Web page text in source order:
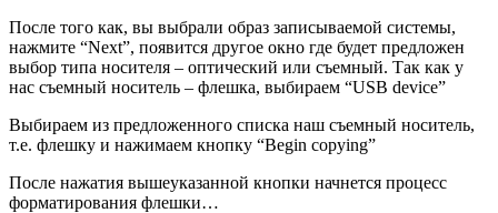
После того как, вы выбрали образ записываемой системы,
нажмите “Next”, появится другое окно где будет предложен
выбор типа носителя – оптический или съемный. Так как у
нас съемный носитель – флешка, выбираем “USB device”
Выбираем из предложенного списка наш съемный носитель,
т.е. флешку и нажимаем кнопку “Begin copying”
После нажатия вышеуказанной кнопки начнется процесс
форматирования флешки…